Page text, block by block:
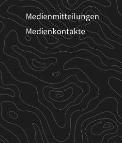
Medienmitteilungen
Medienkontakte